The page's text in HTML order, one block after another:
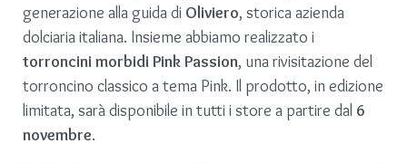
generazione alla guida di Oliviero, storica azienda
dolciaria italiana. Insieme abbiamo realizzato i
torroncini morbidi Pink Passion, una rivisitazione del
torroncino classico a tema Pink. Il prodotto, in edizione
limitata, sarà disponibile in tutti i store a partire dal 6
novembre.